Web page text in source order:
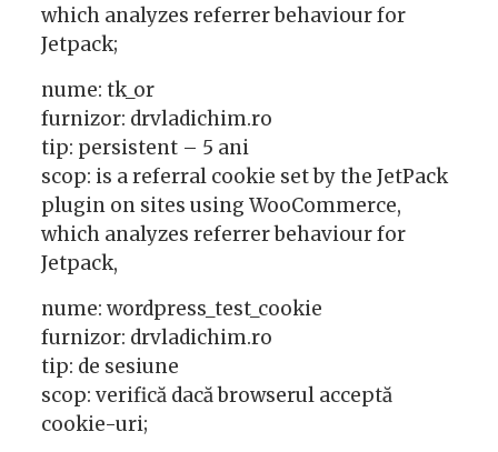
which analyzes referrer behaviour for
Jetpack;
nume: tk_or
furnizor: drvladichim.ro
tip: persistent – 5 ani
scop: is a referral cookie set by the JetPack
plugin on sites using WooCommerce,
which analyzes referrer behaviour for
Jetpack,
nume: wordpress_test_cookie
furnizor: drvladichim.ro
tip: de sesiune
scop: verifică dacă browserul acceptă
cookie-uri;